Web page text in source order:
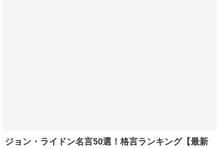
ジョン・ライドン名言50選！格言ランキング【最新